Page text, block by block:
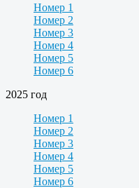
Номер 1
Номер 2
Номер 3
Номер 4
Номер 5
Номер 6
2025 год
Номер 1
Номер 2
Номер 3
Номер 4
Номер 5
Номер 6